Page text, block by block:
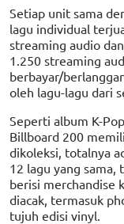
Setiap unit sama
lagu individual
streaming audio
1.250 streaming
berbayar/
oleh lagu-lagu dari
Seperti album K-
Billboard 200
dikoleksi, totalnya
12 lagu yang
berisi merchandise
diacak, termasuk
tujuh edisi vinyl.